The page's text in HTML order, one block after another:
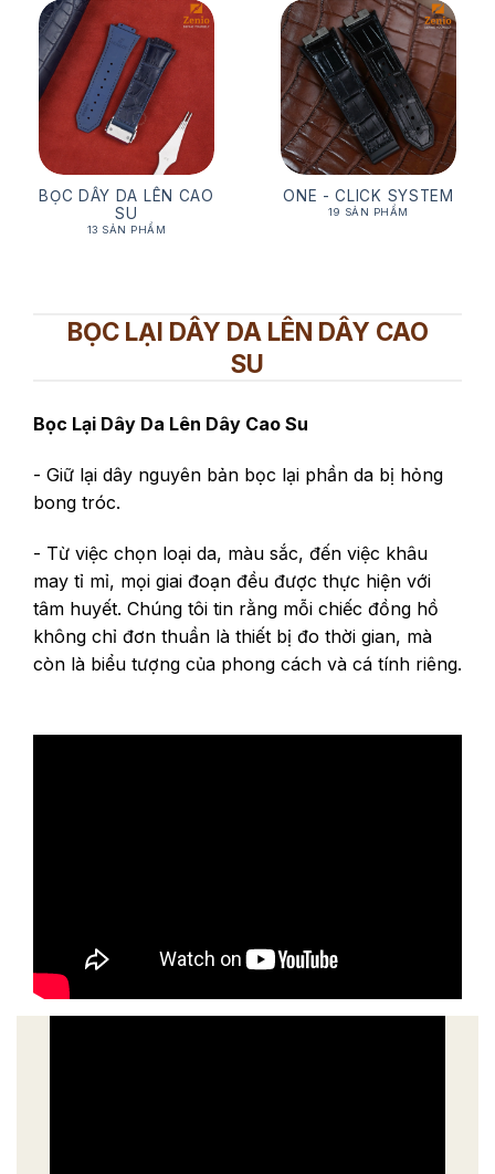
BỌC DÂY DA LÊN CAO
SU
13 SẢN PHẨM
ONE - CLICK SYSTEM
19 SẢN PHẨM
BỌC LẠI DÂY DA LÊN DÂY CAO
SU
Bọc Lại Dây Da Lên Dây Cao Su
- Giữ lại dây nguyên bản bọc lại phần da bị hỏng
bong tróc.
- Từ việc chọn loại da, màu sắc, đến việc khâu
may tỉ mỉ, mọi giai đoạn đều được thực hiện với
tâm huyết. Chúng tôi tin rằng mỗi chiếc đồng hồ
không chỉ đơn thuần là thiết bị đo thời gian, mà
còn là biểu tượng của phong cách và cá tính riêng.